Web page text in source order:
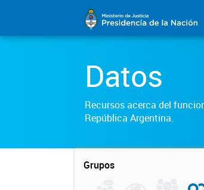
Datos
Recursos acerca del
República Argentina.
Grupos